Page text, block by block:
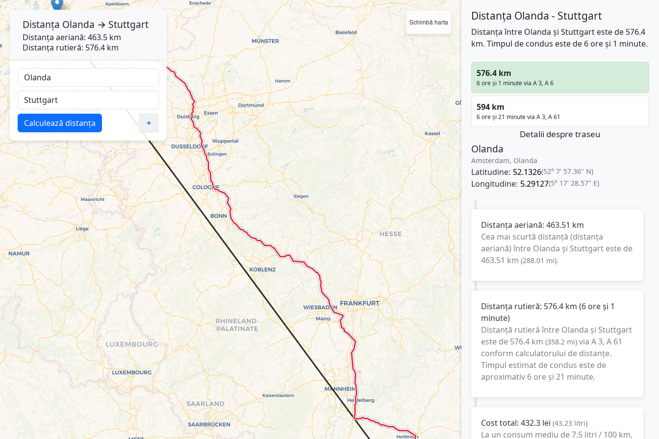
Schimbă harta Distanța Olanda - Stuttgart
Distanța între Olanda și Stuttgart este de 576.4
km. Timpul de condus este de 6 ore și 1 minute.
576.4 km
6 ore și 1 minute via A 3, A 6
594 km
6 ore și 21 minute via A 3, A 61
Detalii despre traseu
Olanda
Amsterdam, Olanda
Latitudine: 52.1326(52° 7' 57.36" N)
Longitudine: 5.29127(5° 17' 28.57" E)
Distanța aeriană: 463.51 km
Cea mai scurtă distanță (distanța
aeriană) între Olanda și Stuttgarteste de
463.51 km (288.01 mi).
Distanța rutieră: 576.4 km (6 ore și 1
minute)
Distanță rutieră între Olanda și Stuttgart
este de 576.4 km (358.2 mi) via A 3, A 61
conform calculatorului de distanțe.
Timpul estimat de condus este de
aproximativ 6 ore și 21 minute.
Cost total: 432.3 lei (43.23 litri)
La un consum mediu de7.5 litri / 100 km,
Distanța Olanda → Stuttgart
Distanța aeriană: 463.5 km
Distanța rutieră: 576.4 km
Calculează distanța +